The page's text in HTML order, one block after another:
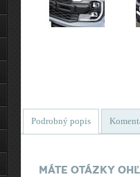
Podrobný popis
Máte otázky